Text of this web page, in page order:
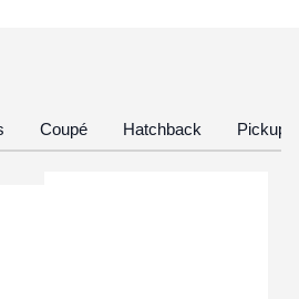
Coupé Hatchback Pickup